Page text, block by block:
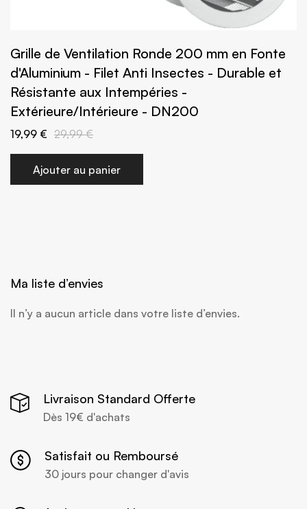
Grille de Ventilation Ronde 200 mm en Fonte
d'Aluminium - Filet Anti Insectes - Durable et
Résistante aux Intempéries -
Extérieure/Intérieure - DN200
19,99 € 29,99 €
Ajouter au panier
Ma liste d’envies
Il n’y a aucun article dans votre liste d’envies.
Livraison Standard Offerte
Dès 19€ d'achats
Satisfait ou Remboursé
30 jours pour changer d'avis